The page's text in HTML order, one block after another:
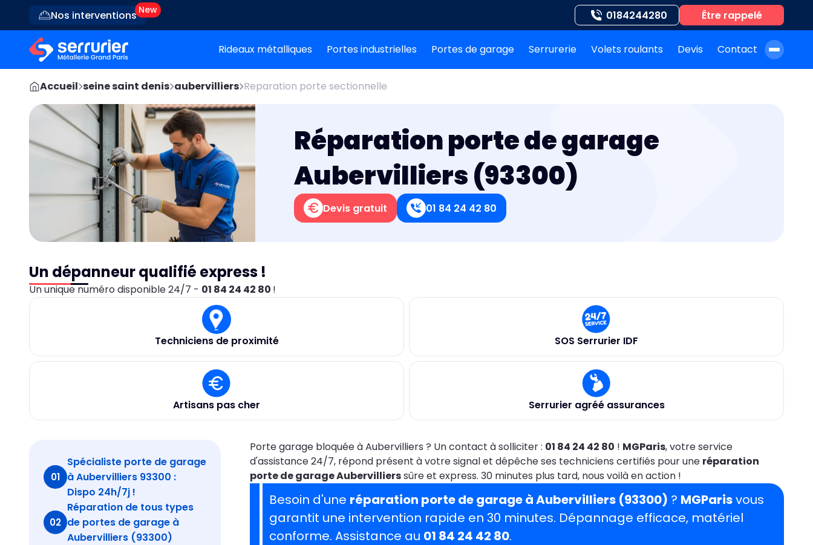
Nos interventions 0184244280 Être rappelé
Rideaux métalliques Portes industrielles Portes de garage Serrurerie Volets roulants Devis Contact
Accueil seine saint denis aubervilliers Reparation porte sectionnelle
Réparation porte de garage
Aubervilliers (93300)
Devis gratuit 01 84 24 42 80
Un dépanneur qualifié express !
Un unique numéro disponible 24/7 - 01 84 24 42 80 !
Techniciens de proximité SOS Serrurier IDF
Artisans pas cher Serrurier agréé assurances
01
Spécialiste porte de garage
à Aubervilliers 93300 :
Dispo 24h/7j !
02
Réparation de tous types
de portes de garage à
Aubervilliers (93300)
Porte garage bloquée à Aubervilliers ? Un contact à solliciter : 01 84 24 42 80 ! MGParis, votre service
d'assistance 24/7, répond présent à votre signal et dépêche ses techniciens certifiés pour une réparation
porte de garage Aubervillierssûre et express. 30 minutes plus tard, nous voilà en action !
Besoin d'une réparation porte de garage à Aubervilliers (93300) ? MGParisvous
garantit une intervention rapide en 30 minutes. Dépannage efficace, matériel
conforme. Assistance au 01 84 24 42 80.